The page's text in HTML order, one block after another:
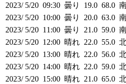
2023/ 5/20 09:30 曇り 19.0 68.0
2023/ 5/20 10:00 曇り 20.0 63.0
2023/ 5/20 11:00 曇り 21.0 59.0
2023/ 5/20 12:00 晴れ 22.0 55.0
2023/ 5/20 13:00 晴れ 22.0 56.0
2023/ 5/20 14:00 晴れ 22.0 59.0
2023/ 5/20 15:00 晴れ 21.0 65.0